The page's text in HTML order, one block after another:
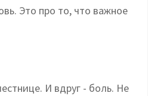
Это про то, что важное
И вдруг - боль. Не